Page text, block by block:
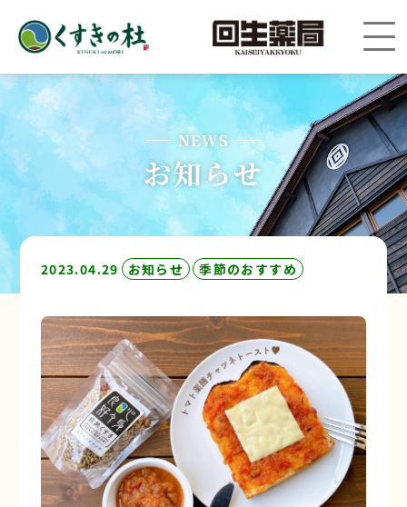
NEWS
お知らせ
2023.04.29 お知らせ 季節のおすすめ